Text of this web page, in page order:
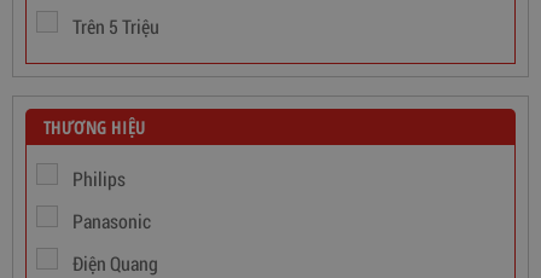
Trên 5 Triệu
THƯƠNG HIỆU
Philips
Panasonic
Điện Quang